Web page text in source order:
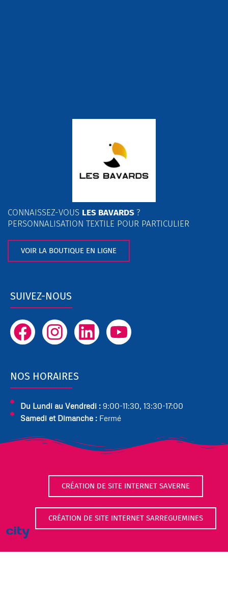
CONNAISSEZ-VOUS LES BAVARDS ?
PERSONNALISATION TEXTILE POUR PARTICULIER
VOIR LA BOUTIQUE EN LIGNE
SUIVEZ-NOUS
F
a
e
b
o
o
I
n
t
a
g
r
a
m
L
i
e
d
n
Y
o
u
b
NOS HORAIRES
Du Lundi au Vendredi : 9:00-11:30, 13:30-17:00
Samedi et Dimanche : Fermé
CRÉATION DE SITE INTERNET SAVERNE
CRÉATION DE SITE INTERNET SARREGUEMINES